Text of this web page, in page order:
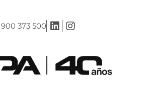
373 500